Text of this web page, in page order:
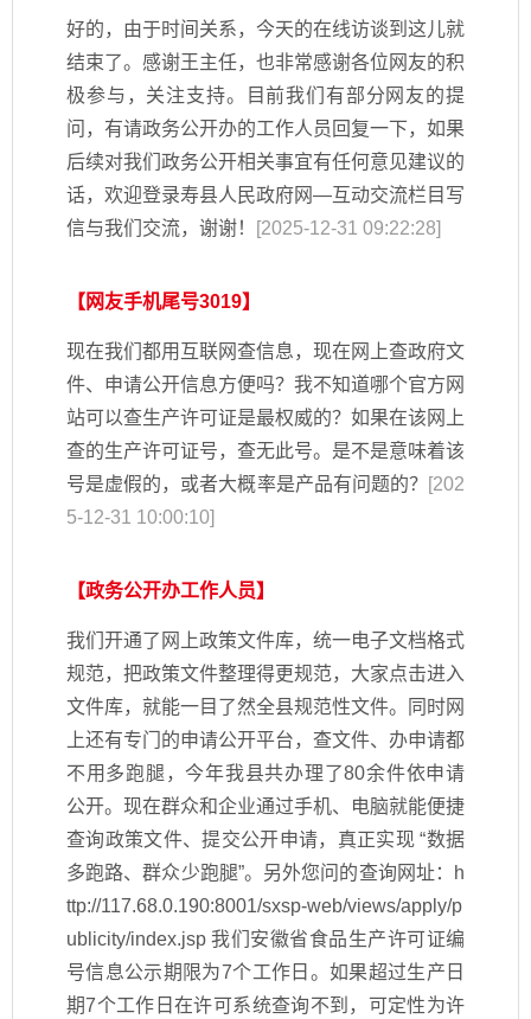
好的，由于时间关系，今天的在线访谈到这儿就
结束了。感谢王主任，也非常感谢各位网友的积
极参与，关注支持。目前我们有部分网友的提
问，有请政务公开办的工作人员回复一下，如果
后续对我们政务公开相关事宜有任何意见建议的
话，欢迎登录寿县人民政府网—互动交流栏目写
信与我们交流，谢谢！
[2025-12-31 09:22:28]
【网友手机尾号3019】
现在我们都用互联网查信息，现在网上查政府文
件、申请公开信息方便吗？我不知道哪个官方网
站可以查生产许可证是最权威的？如果在该网上
查的生产许可证号，查无此号。是不是意味着该
号是虚假的，或者大概率是产品有问题的？ [202
5-12-31 10:00:10]
【政务公开办工作人员】
我们开通了网上政策文件库，统一电子文档格式
规范，把政策文件整理得更规范，大家点击进入
文件库，就能一目了然全县规范性文件。同时网
上还有专门的申请公开平台，查文件、办申请都
不用多跑腿，今年我县共办理了80余件依申请
公开。现在群众和企业通过手机、电脑就能便捷
查询政策文件、提交公开申请，真正实现 “数据
多跑路、群众少跑腿”。另外您问的查询网址：h
ttp://117.68.0.190:8001/sxsp-web/views/apply/p
ublicity/index.jsp 我们安徽省食品生产许可证编
号信息公示期限为7个工作日。如果超过生产日
期7个工作日在许可系统查询不到，可定性为许